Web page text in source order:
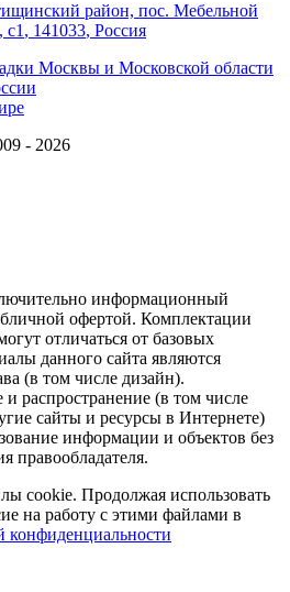
район, пос. Мебельной
с1 , 141033, Россия
Москвы и Московской области
- 2026
информационный
офертой. Комплектации
отличаться от базовых
данного сайта являются
(в том числе дизайн).
распространение (в том числе
сайты и ресурсы в Интернете)
информации и объектов без
правообладателя.
cookie. Продолжая использовать
на работу с этими файлами в
конфиденциальности